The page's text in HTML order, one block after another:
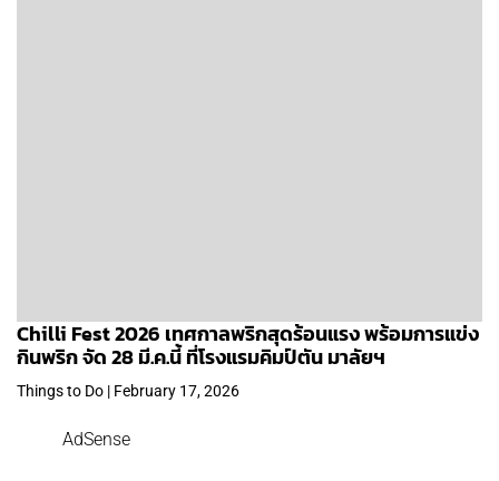
Chilli Fest 2026 เทศกาลพริกสุดร้อนแรง พร้อมการแข่ง
กินพริก จัด 28 มี.ค.นี้ ที่โรงแรมคิมป์ตัน มาลัยฯ
Things to Do | February 17, 2026
AdSense